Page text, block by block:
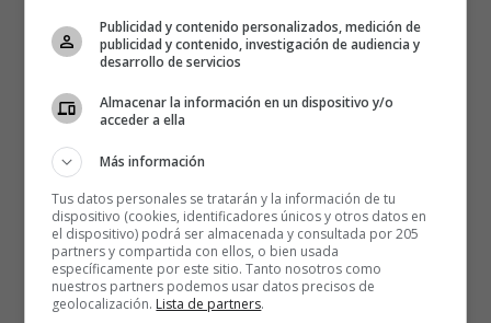
Publicidad y contenido personalizados, medición de
publicidad y contenido, investigación de audiencia y
desarrollo de servicios
Almacenar la información en un dispositivo y/o
acceder a ella
Más información
Tus datos personales se tratarán y la información de tu
dispositivo (cookies, identificadores únicos y otros datos en
el dispositivo) podrá ser almacenada y consultada por 205
partners y compartida con ellos, o bien usada
específicamente por este sitio. Tanto nosotros como
nuestros partners podemos usar datos precisos de
geolocalización. Lista de partners.